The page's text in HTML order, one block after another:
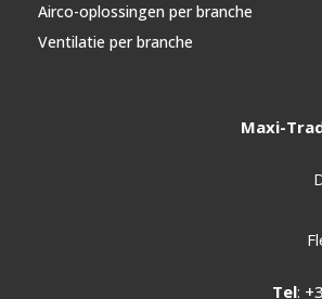
Airco-oplossingen per branche
Ventilatie per branche
Maxi-
Tel: